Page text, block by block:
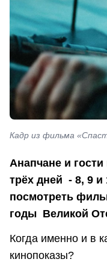
Кадр из фильма
Анапчане и
трёх дней - 8, 9 и
посмотреть
годы Великой
Когда именно и в
кинопоказы?